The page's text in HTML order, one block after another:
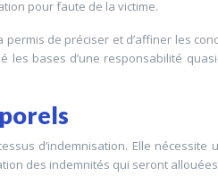
pour faute de la victime.
de préciser et d’affiner les
bases d’une responsabilité
d’indemnisation. Elle
des indemnités qui seront